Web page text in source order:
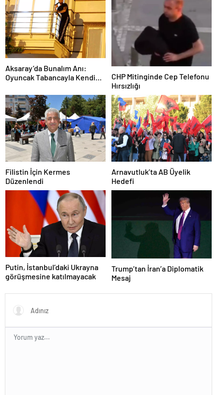
Aksaray’da Bunalım Anı:
Oyuncak Tabancayla Kendine
CHP Mitinginde Cep Telefonu
Hırsızlığı
Filistin İçin Kermes
Düzenlendi
Arnavutluk’ta AB Üyelik
Hedefi
Putin, İstanbul’daki Ukrayna
görüşmesine katılmayacak
Trump’tan İran’a Diplomatik
Mesaj